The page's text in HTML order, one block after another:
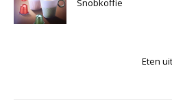
Snobkoffie
Eten